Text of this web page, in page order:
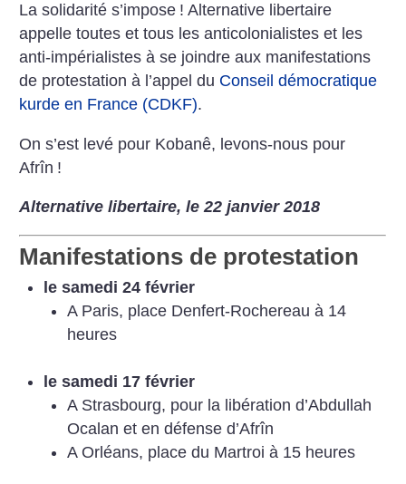
La solidarité s’impose ! Alternative libertaire
appelle toutes et tous les anticolonialistes et les
anti-impérialistes à se joindre aux manifestations
de protestation à l’appel du Conseil démocratique
kurde en France (CDKF).
On s’est levé pour Kobanê, levons-nous pour
Afrîn !
Alternative libertaire, le 22 janvier 2018
Manifestations de protestation
le samedi 24 février
A Paris, place Denfert-Rochereau à 14
heures
le samedi 17 février
A Strasbourg, pour la libération d’Abdullah
Ocalan et en défense d’Afrîn
A Orléans, place du Martroi à 15 heures